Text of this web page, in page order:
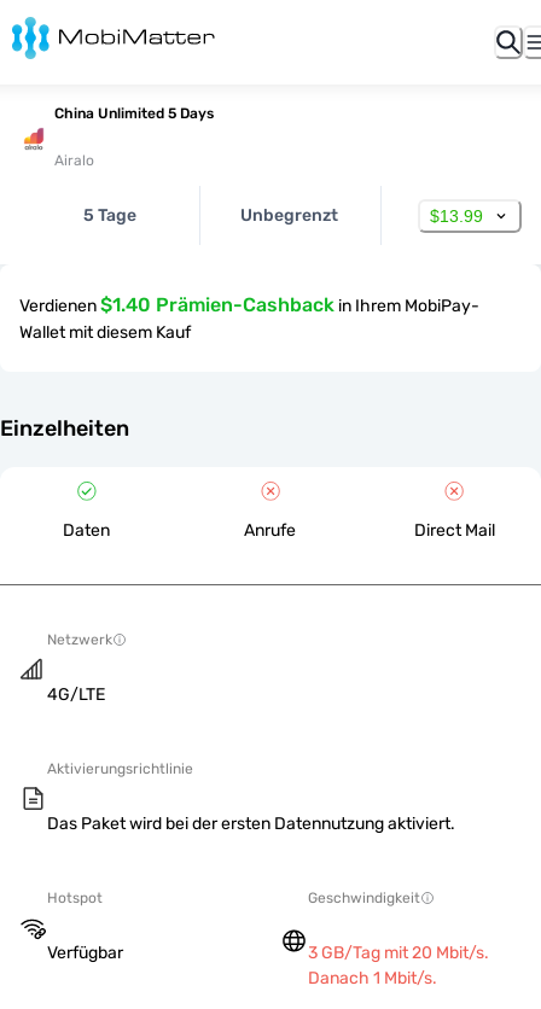
China Unlimited 5 Days
Airalo
5 Tage Unbegrenzt $13.99
Verdienen$1.40 Prämien-Cashback in Ihrem MobiPay-
Wallet mit diesem Kauf
Einzelheiten
Daten Anrufe Direct Mail
Netzwerk
4G/LTE
Aktivierungsrichtlinie
Das Paket wird bei der ersten Datennutzung aktiviert.
Hotspot
Verfügbar
Geschwindigkeit
3 GB/Tag mit 20 Mbit/s.
Danach 1 Mbit/s.